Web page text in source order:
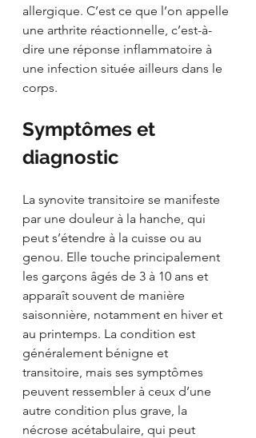
allergique. C’est ce que l’on appelle
une arthrite réactionnelle, c’est-à-
dire une réponse inflammatoire à
une infection située ailleurs dans le
corps.
Symptômes et
diagnostic
La synovite transitoire se manifeste
par une douleur à la hanche, qui
peut s’étendre à la cuisse ou au
genou. Elle touche principalement
les garçons âgés de 3 à 10 ans et
apparaît souvent de manière
saisonnière, notamment en hiver et
au printemps. La condition est
généralement bénigne et
transitoire, mais ses symptômes
peuvent ressembler à ceux d’une
autre condition plus grave, la
nécrose acétabulaire, qui peut